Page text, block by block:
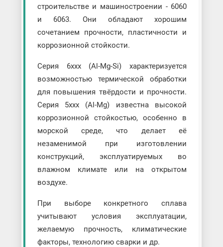
строительстве и машиностроении - 6060
и 6063. Они обладают хорошим
сочетанием прочности, пластичности и
коррозионной стойкости.
Серия 6ххх (Al-Mg-Si) характеризуется
возможностью термической обработки
для повышения твёрдости и прочности.
Серия 5ххх (Al-Mg) известна высокой
коррозионной стойкостью, особенно в
морской среде, что делает её
незаменимой при изготовлении
конструкций, эксплуатируемых во
влажном климате или на открытом
воздухе.
При выборе конкретного сплава
учитывают условия эксплуатации,
желаемую прочность, климатические
факторы, технологию сварки и др.